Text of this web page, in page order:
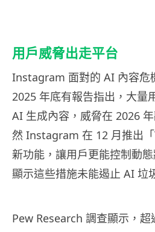
用戶威脅出走平台
Instagram 面對的 AI 內容危
2025 年底有報告指出，大量
AI 生成內容，威脅在 2026
然 Instagram 在 12 月推出
新功能，讓用戶更能控制動
顯示這些措施未能遏止 AI 垃
Pew Research 調查顯示，